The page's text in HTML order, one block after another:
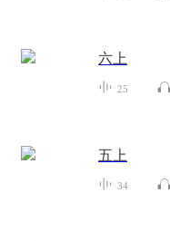
六上
25
五上
34